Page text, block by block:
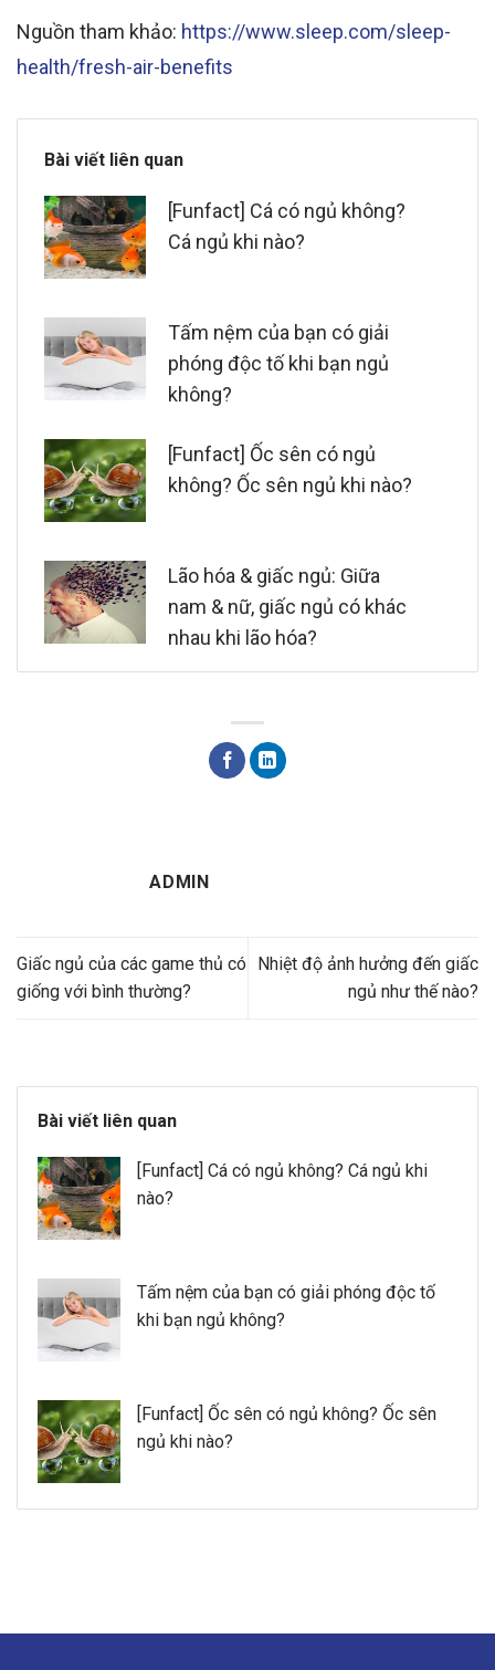
Nguồn tham khảo: https://www.sleep.com/sleep-
health/fresh-air-benefits
Bài viết liên quan
[Funfact] Cá có ngủ không?
Cá ngủ khi nào?
Tấm nệm của bạn có giải
phóng độc tố khi bạn ngủ
không?
[Funfact] Ốc sên có ngủ
không? Ốc sên ngủ khi nào?
Lão hóa & giấc ngủ: Giữa
nam & nữ, giấc ngủ có khác
nhau khi lão hóa?
ADMIN
Giấc ngủ của các game thủ có
giống với bình thường?
Nhiệt độ ảnh hưởng đến giấc
ngủ như thế nào?
Bài viết liên quan
[Funfact] Cá có ngủ không? Cá ngủ khi
nào?
Tấm nệm của bạn có giải phóng độc tố
khi bạn ngủ không?
[Funfact] Ốc sên có ngủ không? Ốc sên
ngủ khi nào?